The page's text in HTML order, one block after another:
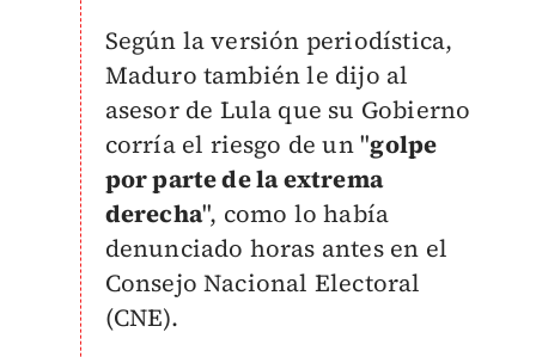
Según la versión periodística,
Maduro también le dijo al
asesor de Lula que su Gobierno
corría el riesgo de un "golpe
por parte de la extrema
derecha", como lo había
denunciado horas antes en el
Consejo Nacional Electoral
(CNE).